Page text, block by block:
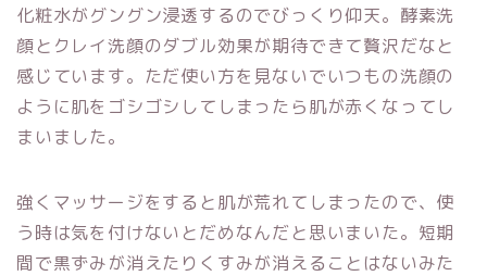
化粧水がグングン浸透するのでびっくり仰天。酵素洗
顔とクレイ洗顔のダブル効果が期待できて贅沢だなと
感じています。ただ使い方を見ないでいつもの洗顔の
ように肌をゴシゴシしてしまったら肌が赤くなってし
まいました。
強くマッサージをすると肌が荒れてしまったので、使
う時は気を付けないとだめなんだと思いまいた。短期
間で黒ずみが消えたりくすみが消えることはないみた